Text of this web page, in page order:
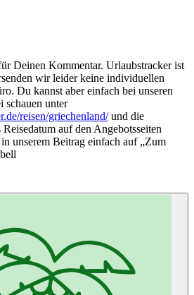
Deinen Kommentar. Urlaubstracker ist
wir leider keine individuellen
Du kannst aber einfach bei unseren
schauen unter
reisen/griechenland/und die
auf den Angebotsseiten
unserem Beitrag einfach auf „Zum